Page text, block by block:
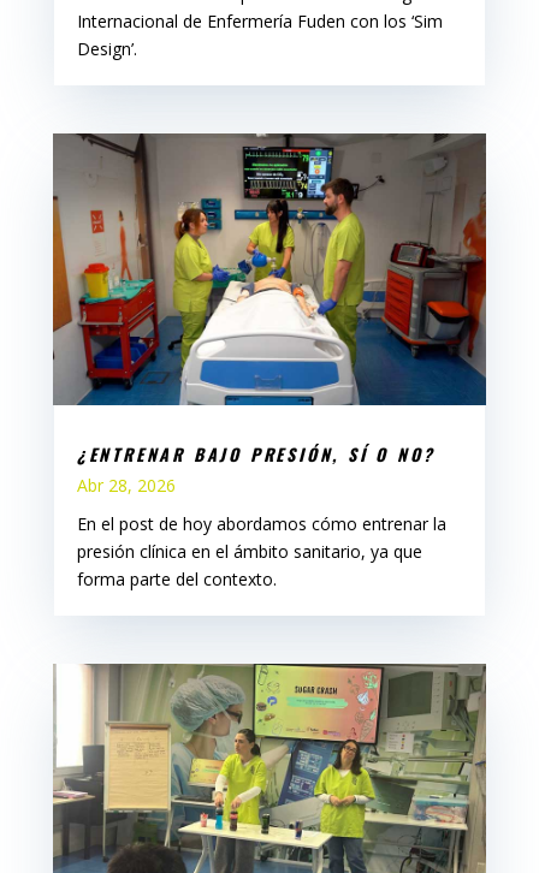
Internacional de Enfermería Fuden con los ‘Sim
Design’.
¿ENTRENAR BAJO PRESIÓN, SÍ O NO?
Abr 28, 2026
En el post de hoy abordamos cómo entrenar la
presión clínica en el ámbito sanitario, ya que
forma parte del contexto.